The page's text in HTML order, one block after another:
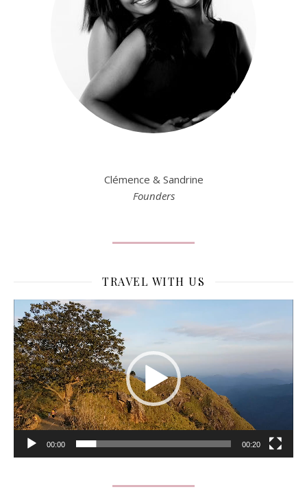
Clémence & Sandrine
Founders
TRAVEL WITH US
Lecteur
vidéo
00:00 00:20